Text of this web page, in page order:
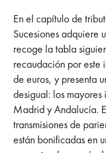
En el capítulo de
Sucesiones adquiere
recoge la tabla
recaudación por este
de euros, y presenta
desigual: los
Madrid y Andalucía.
transmisiones de
están bonificadas en